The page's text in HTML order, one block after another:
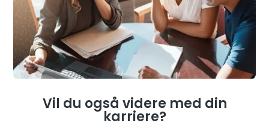
Vil du også videre med din
karriere?